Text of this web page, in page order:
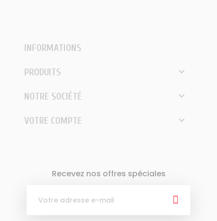
INFORMATIONS
PRODUITS 
NOTRE SOCIÉTÉ 
VOTRE COMPTE 
Recevez nos offres spéciales